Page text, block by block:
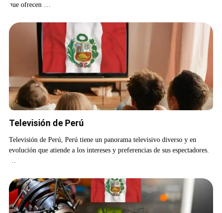
que ofrecen …
Televisión de Perú
Televisión de Perú, Perú tiene un panorama televisivo diverso y en
evolución que atiende a los intereses y preferencias de sus espectadores.